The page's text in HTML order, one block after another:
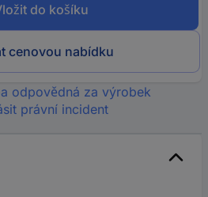
do košíku
cenovou nabídku
odpovědná za výrobek
právní incident